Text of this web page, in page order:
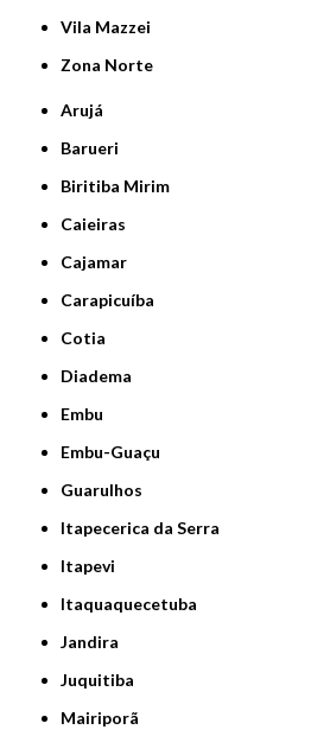
Vila Mazzei
Zona Norte
Arujá
Barueri
Biritiba Mirim
Caieiras
Cajamar
Carapicuíba
Cotia
Diadema
Embu
Embu-Guaçu
Guarulhos
Itapecerica da Serra
Itapevi
Itaquaquecetuba
Jandira
Juquitiba
Mairiporã